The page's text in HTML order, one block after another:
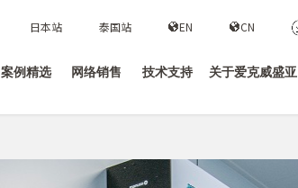
日本站 泰国站 EN CN
案例精选 网络销售 技术支持 关于爱克威盛亚